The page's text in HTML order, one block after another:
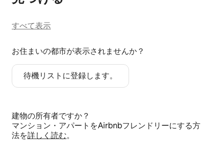
すべて表示
お住まいの都市が表示されませんか？
待機リストに登録します。
建物の所有者ですか？
マンション・アパートをAirbnbフレンドリーにする方
法を詳しく読む。